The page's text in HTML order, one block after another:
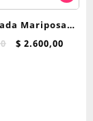
Mariposa
100 grs
El
$ 2.600,00